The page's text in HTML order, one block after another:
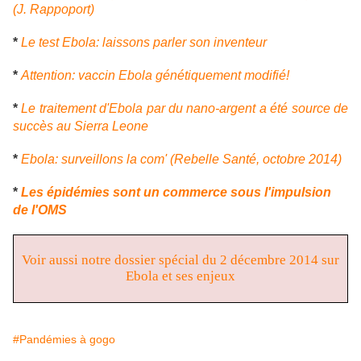
(J. Rappoport)
* Le test Ebola: laissons parler son inventeur
* Attention: vaccin Ebola génétiquement modifié!
*Le traitement d'Ebola par du nano-argent a été source de
succès au Sierra Leone
* Ebola: surveillons la com' (Rebelle Santé, octobre 2014)
* Les épidémies sont un commerce sous l'impulsion
de l'OMS
Voir aussi notre dossier spécial du 2 décembre 2014 sur
Ebola et ses enjeux
#Pandémies à gogo